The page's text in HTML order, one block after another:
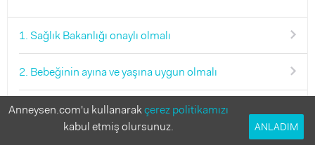
1. Sağlık Bakanlığı onaylı olmalı
2. Bebeğinin ayına ve yaşına uygun olmalı
3. İçerik formülü bebeğine uygun olmalı
Anneysen.com'u kullanarakçerez politikamızı
kabul etmiş olursunuz.
ANLADIM